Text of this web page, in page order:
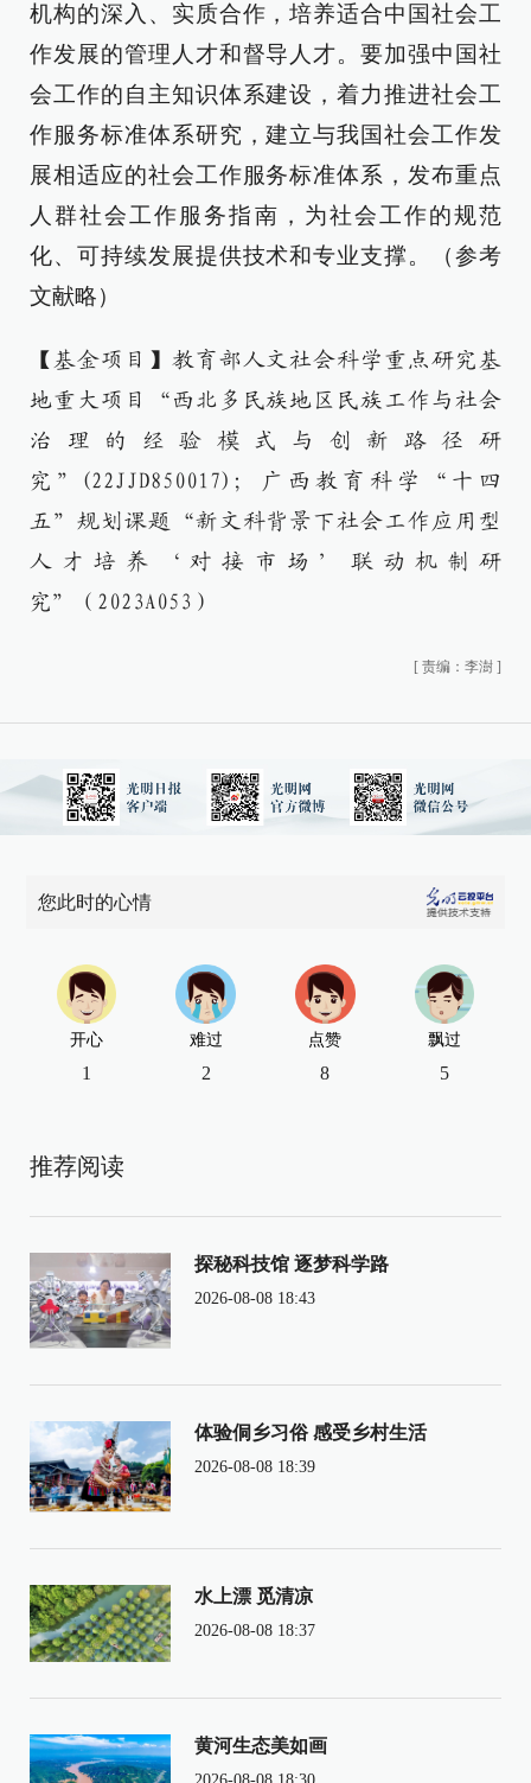
机构的深入、实质合作，培养适合中国社会工
作发展的管理人才和督导人才。要加强中国社
会工作的自主知识体系建设，着力推进社会工
作服务标准体系研究，建立与我国社会工作发
展相适应的社会工作服务标准体系，发布重点
人群社会工作服务指南，为社会工作的规范
化、可持续发展提供技术和专业支撑。（参考
文献略）
【基金项目】教育部人文社会科学重点研究基
地重大项目“西北多民族地区民族工作与社会
治理的经验模式与创新路径研
究”(22JJD850017)；广西教育科学“十四
五”规划课题“新文科背景下社会工作应用型
人才培养‘对接市场’联动机制研
究”（2023A053）
[ 责编：李澍 ]
您此时的心情
开心
1
难过
2
点赞
8
飘过
5
推荐阅读
探秘科技馆 逐梦科学路
2026-08-08 18:43
体验侗乡习俗 感受乡村生活
2026-08-08 18:39
水上漂 觅清凉
2026-08-08 18:37
黄河生态美如画